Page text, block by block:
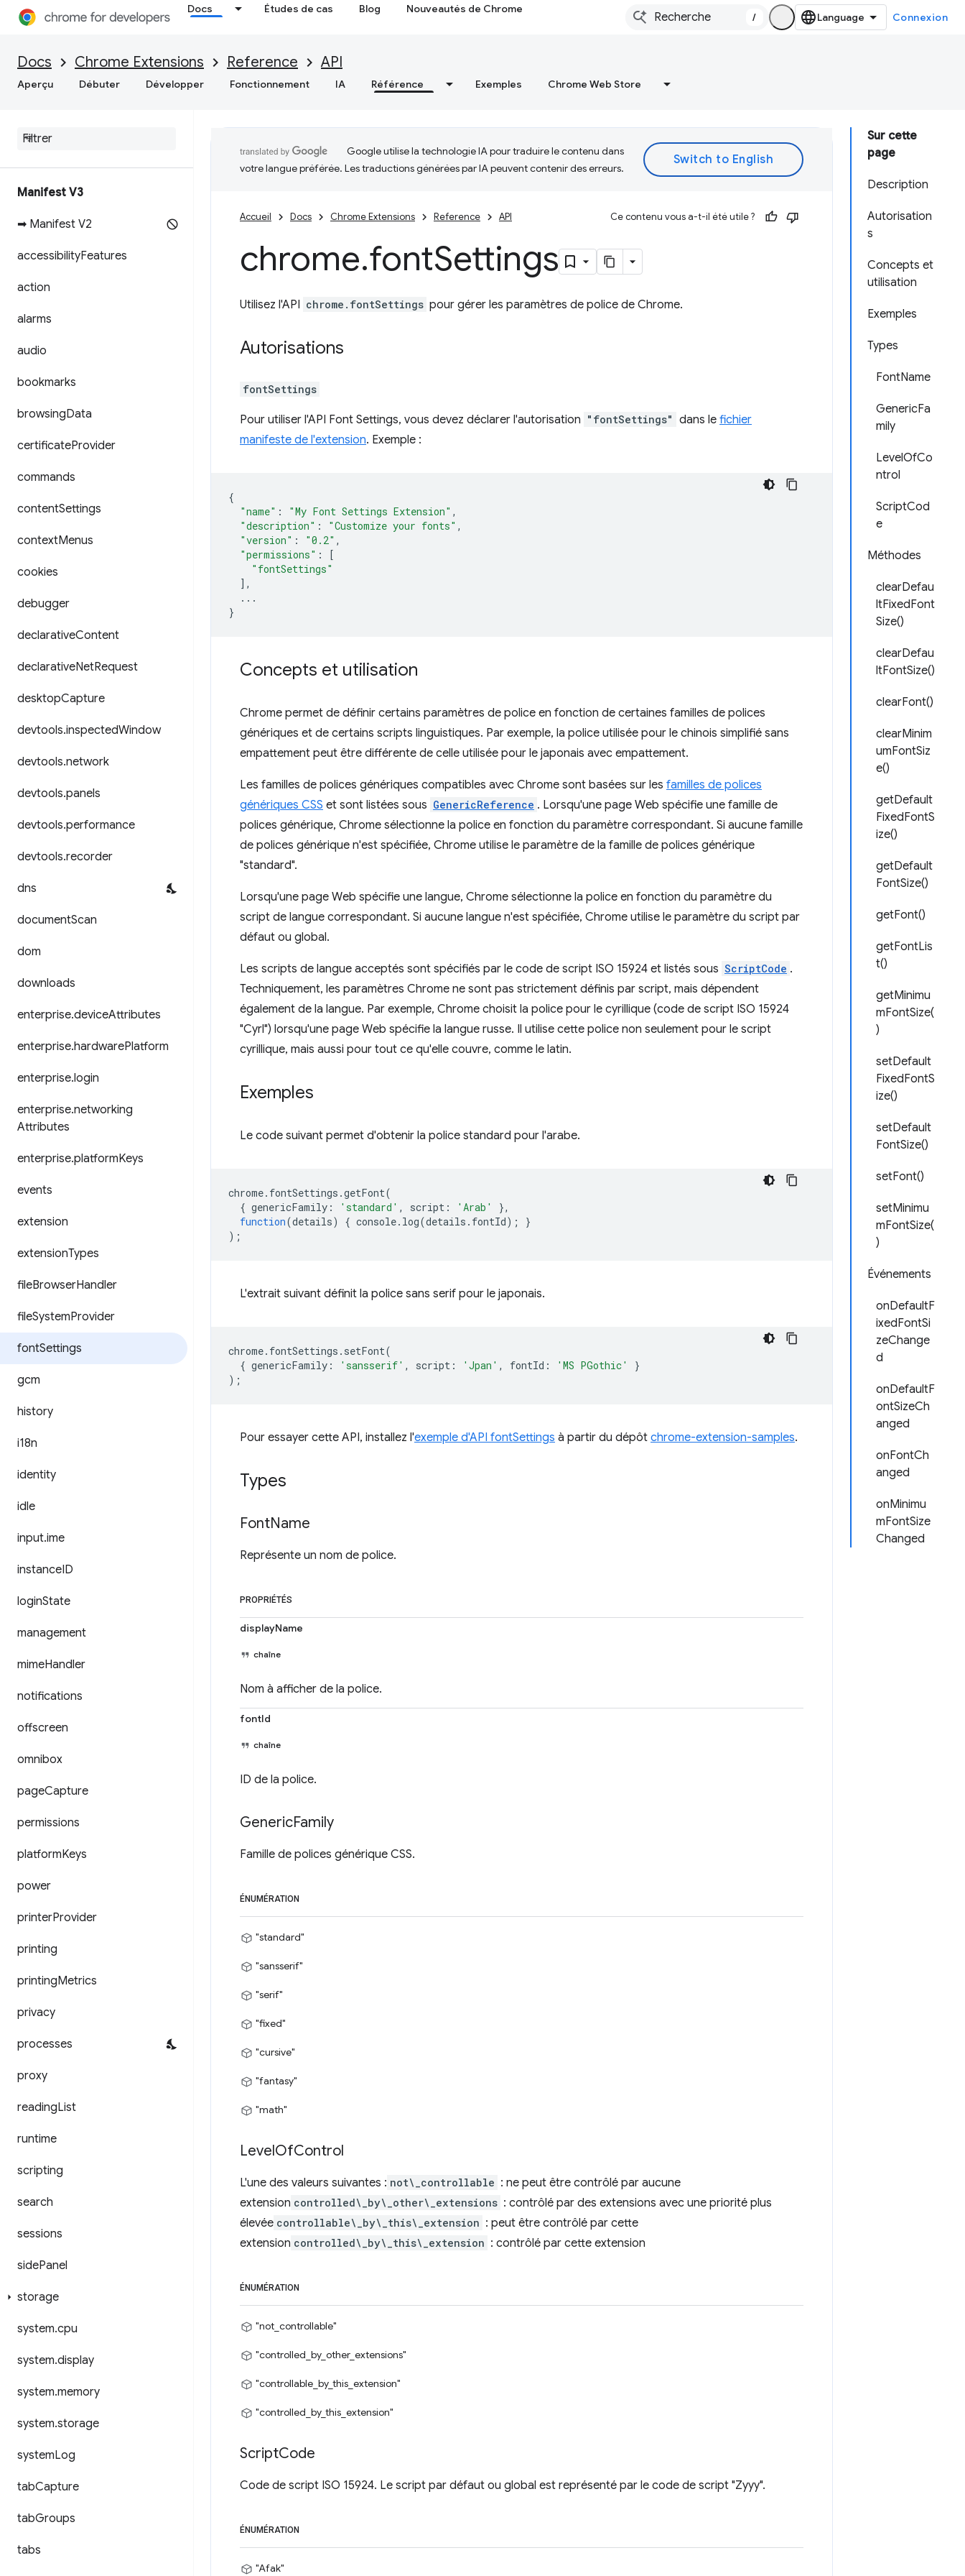
Docs Études de cas Blog Nouveautés de Chrome
/ Connexion
Docs Chrome Extensions Reference API
Aperçu Débuter Développer Fonctionnement IA Référence Exemples Chrome Web Store
Manifest V3
➡ Manifest V2
accessibilityFeatures
action
alarms
audio
bookmarks
browsingData
certificateProvider
commands
contentSettings
contextMenus
cookies
debugger
declarativeContent
declarativeNetRequest
desktopCapture
devtools.inspectedWindow
devtools.network
devtools.panels
devtools.performance
devtools.recorder
dns
documentScan
dom
downloads
enterprise.deviceAttributes
enterprise.hardwarePlatform
enterprise.login
enterprise.networking
Attributes
enterprise.platformKeys
events
extension
extensionTypes
fileBrowserHandler
fileSystemProvider
fontSettings
gcm
history
i18n
identity
idle
input.ime
instanceID
loginState
management
mimeHandler
notifications
offscreen
omnibox
pageCapture
permissions
platformKeys
power
printerProvider
printing
printingMetrics
privacy
processes
proxy
readingList
runtime
scripting
search
sessions
sidePanel
storage
system.cpu
system.display
system.memory
system.storage
systemLog
tabCapture
tabGroups
tabs
Sur cette
page
Description
Autorisation
s
Concepts et
utilisation
Exemples
Types
FontName
GenericFa
mily
LevelOfCo
ntrol
ScriptCod
e
Méthodes
clearDefau
ltFixedFont
Size()
clearDefau
ltFontSize()
clearFont()
clearMinim
umFontSiz
e()
getDefault
FixedFontS
ize()
getDefault
FontSize()
getFont()
getFontLis
t()
getMinimu
mFontSize(
)
setDefault
FixedFontS
ize()
setDefault
FontSize()
setFont()
setMinimu
mFontSize(
)
Événements
onDefaultF
ixedFontSi
zeChange
d
onDefaultF
ontSizeCh
anged
onFontCh
anged
onMinimu
mFontSize
Changed
Google utilise la technologie IA pour traduire le contenu dans
votre langue préférée. Les traductions générées par IA peuvent contenir des erreurs.
Accueil Docs Chrome Extensions Reference API Ce contenu vous a-t-il été utile ?
chrome.fontSettings
Utilisez l'API chrome.fontSettings pour gérer les paramètres de police de Chrome.
Autorisations
fontSettings
Pour utiliser l'API Font Settings, vous devez déclarer l'autorisation "fontSettings" dans le fichier
manifeste de l'extension. Exemple :
{
"name" : "My Font Settings Extension" ,
"description" : "Customize your fonts" ,
"version" : "0.2" ,
"permissions" :
[
"fontSettings"
],
...
}
Concepts et utilisation
Chrome permet de définir certains paramètres de police en fonction de certaines familles de polices
génériques et de certains scripts linguistiques. Par exemple, la police utilisée pour le chinois simplifié sans
empattement peut être différente de celle utilisée pour le japonais avec empattement.
Les familles de polices génériques compatibles avec Chrome sont basées sur les familles de polices
génériques CSS et sont listées sous GenericReference . Lorsqu'une page Web spécifie une famille de
polices générique, Chrome sélectionne la police en fonction du paramètre correspondant. Si aucune famille
de polices générique n'est spécifiée, Chrome utilise le paramètre de la famille de polices générique
"standard".
Lorsqu'une page Web spécifie une langue, Chrome sélectionne la police en fonction du paramètre du
script de langue correspondant. Si aucune langue n'est spécifiée, Chrome utilise le paramètre du script par
défaut ou global.
Les scripts de langue acceptés sont spécifiés par le code de script ISO 15924 et listés sous ScriptCode .
Techniquement, les paramètres Chrome ne sont pas strictement définis par script, mais dépendent
également de la langue. Par exemple, Chrome choisit la police pour le cyrillique (code de script ISO 15924
"Cyrl") lorsqu'une page Web spécifie la langue russe. Il utilise cette police non seulement pour le script
cyrillique, mais aussi pour tout ce qu'elle couvre, comme le latin.
Exemples
Le code suivant permet d'obtenir la police standard pour l'arabe.
chrome. fontSettings .getFont(
{ genericFamily : 'standard' , script : 'Arab'
},
function(details) { console. log(details . fontId);
}
);
L'extrait suivant définit la police sans serif pour le japonais.
chrome. fontSettings . setFont(
{ genericFamily : 'sansserif' , script : 'Jpan' , fontId : 'MS PGothic'
}
);
Pour essayer cette API, installez l'exemple d'API fontSettings à partir du dépôt chrome-extension-samples.
Types
FontName
Représente un nom de police.
PROPRIÉTÉS
displayName
chaîne
Nom à afficher de la police.
fontId
chaîne
ID de la police.
GenericFamily
Famille de polices générique CSS.
ÉNUMÉRATION
"standard"
"sansserif"
"serif"
"fixed"
"cursive"
"fantasy"
"math"
LevelOfControl
L'une des valeurs suivantes : not\_controllable : ne peut être contrôlé par aucune
extension controlled\_by\_other\_extensions : contrôlé par des extensions avec une priorité plus
élevée controllable\_by\_this\_extension : peut être contrôlé par cette
extension controlled\_by\_this\_extension : contrôlé par cette extension
ÉNUMÉRATION
"not_controllable"
"controlled_by_other_extensions"
"controllable_by_this_extension"
"controlled_by_this_extension"
ScriptCode
Code de script ISO 15924. Le script par défaut ou global est représenté par le code de script "Zyyy".
ÉNUMÉRATION
"Afak"